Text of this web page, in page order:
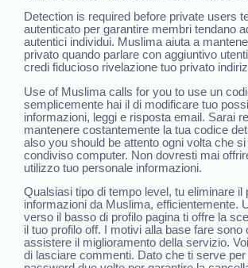
Detection is required before private users
autenticato per garantire membri tendano
autentici individui. Muslima aiuta a
privato quando parlare con aggiuntivo
credi fiducioso rivelazione tuo privato
Use of Muslima calls for you to use un
semplicemente hai il di modificare tuo
informazioni, leggi e risposta email. Sarai
mantenere costantemente la tua codice
also you should be attento ogni volta che
condiviso computer. Non dovresti mai
utilizzo tuo personale informazioni.
Qualsiasi tipo di tempo level, tu eliminare il
informazioni da Muslima, efficientemente.
verso il basso di profilo pagina ti offre la
il tuo profilo off. I motivi alla base fare sono
assistere il miglioramento della servizio.
di lasciare commenti. Dato che ti serve per